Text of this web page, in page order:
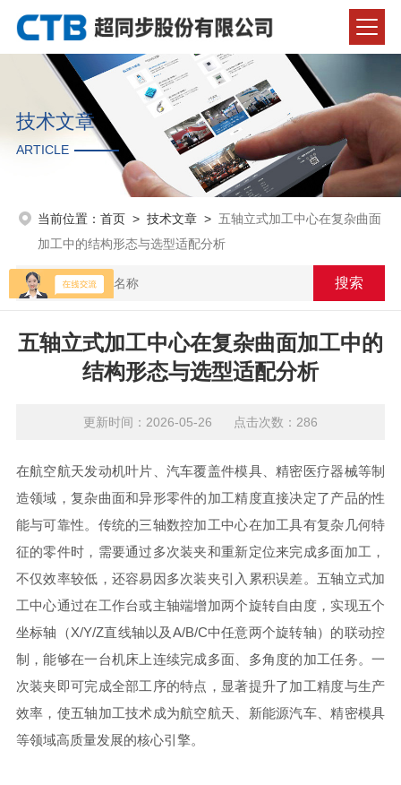
技术文章
ARTICLE
当前位置： 首页> 技术文章> 五轴立式加工中心在复杂曲面
加工中的结构形态与选型适配分析
五轴立式加工中心在复杂曲面加工中的
结构形态与选型适配分析
更新时间：2026-05-26 点击次数：286
在航空航天发动机叶片、汽车覆盖件模具、精密医疗器械等制
造领域，复杂曲面和异形零件的加工精度直接决定了产品的性
能与可靠性。传统的三轴数控加工中心在加工具有复杂几何特
征的零件时，需要通过多次装夹和重新定位来完成多面加工，
不仅效率较低，还容易因多次装夹引入累积误差。五轴立式加
工中心通过在工作台或主轴端增加两个旋转自由度，实现五个
坐标轴（X/Y/Z直线轴以及A/B/C中任意两个旋转轴）的联动控
制，能够在一台机床上连续完成多面、多角度的加工任务。一
次装夹即可完成全部工序的特点，显著提升了加工精度与生产
效率，使五轴加工技术成为航空航天、新能源汽车、精密模具
等领域高质量发展的核心引擎。